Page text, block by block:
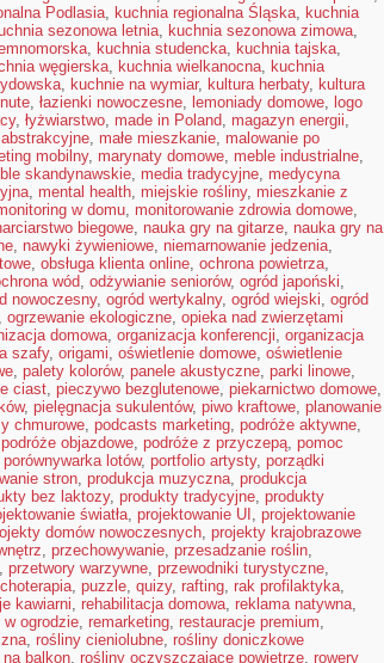
Podlasia, kuchnia regionalna Śląska, kuchnia
sezonowa letnia, kuchnia sezonowa zimowa,
, kuchnia studencka, kuchnia tajska,
węgierska, kuchnia wielkanocna, kuchnia
, kuchnie na wymiar, kultura herbaty, kultura
, łazienki nowoczesne, lemoniady domowe, logo
, łyżwiarstwo, made in Poland, magazyn energii,
, małe mieszkanie, malowanie po
mobilny, marynaty domowe, meble industrialne,
skandynawskie, media tradycyjne, medycyna
, mental health, miejskie rośliny, mieszkanie z
w domu, monitorowanie zdrowia domowe,
biegowe, nauka gry na gitarze, nauka gry na
, nawyki żywieniowe, niemarnowanie jedzenia,
, obsługa klienta online, ochrona powietrza,
wód, odżywianie seniorów, ogród japoński,
nowoczesny, ogród wertykalny, ogród wiejski, ogród
ogrzewanie ekologiczne, opieka nad zwierzętami
domowa, organizacja konferencji, organizacja
szafy, origami, oświetlenie domowe, oświetlenie
, palety kolorów, panele akustyczne, parki linowe,
ciast, pieczywo bezglutenowe, piekarnictwo domowe,
, pielęgnacja sukulentów, piwo kraftowe, planowanie
chmurowe, podcasts marketing, podróże aktywne,
podróże objazdowe, podróże z przyczepą, pomoc
porównywarka lotów, portfolio artysty, porządki
stron, produkcja muzyczna, produkcja
bez laktozy, produkty tradycyjne, produkty
światła, projektowanie UI , projektowanie
domów nowoczesnych, projekty krajobrazowe
, przechowywanie, przesadzanie roślin,
, przetwory warzywne, przewodniki turystyczne,
, puzzle, quizy, rafting, rak profilaktyka,
kawiarni, rehabilitacja domowa, reklama natywna,
w ogrodzie, remarketing, restauracje premium,
, rośliny cieniolubne, rośliny doniczkowe
balkon, rośliny oczyszczające powietrze, rowery